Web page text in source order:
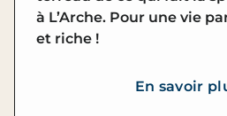
à L’Arche. Pour une vie
et riche !
En savoir